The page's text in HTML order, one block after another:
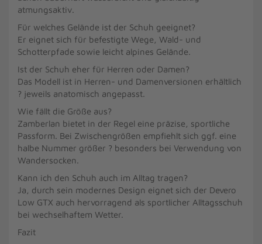
atmungsaktiv.
Für welches Gelände ist der Schuh geeignet?
Er eignet sich für befestigte Wege, Wald- und
Schotterpfade sowie leicht alpines Gelände.
Ist der Schuh eher für Herren oder Damen?
Das Modell ist in Herren- und Damenversionen erhältlich
? jeweils anatomisch angepasst.
Wie fällt die Größe aus?
Zamberlan bietet in der Regel eine präzise, sportliche
Passform. Bei Zwischengrößen empfiehlt sich ggf. eine
halbe Nummer größer ? besonders bei Verwendung von
Wandersocken.
Kann ich den Schuh auch im Alltag tragen?
Ja, durch sein modernes Design eignet sich der Devero
Low GTX auch hervorragend als sportlicher Alltagsschuh
bei wechselhaftem Wetter.
Fazit